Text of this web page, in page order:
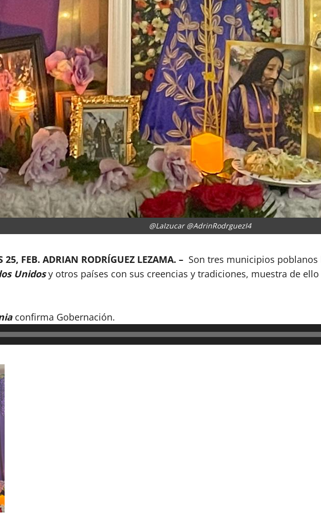
@LaIzucar @AdrinRodrguezI4
25, FEB. ADRIAN RODRÍGUEZ LEZAMA. – Son tres municipios
Unidos y otros países con sus creencias y tradiciones, muestra de
confirma Gobernación.